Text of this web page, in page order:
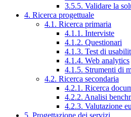
3.5.5. Validare la
4. Ricerca progettuale
4.1. Ricerca primaria
4.1.1. Interviste
4.1.2. Questionari
4.1.3. Test di
4.1.4. Web analytics
4.1.5. Strumenti di
4.2. Ricerca secondaria
4.2.1. Ricerca
4.2.2. Analisi
4.2.3. Valutazione
5. Progettazione dei servizi